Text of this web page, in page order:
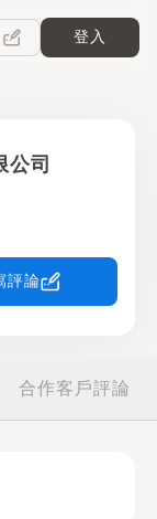
登入
公司
評論
合作客戶評論